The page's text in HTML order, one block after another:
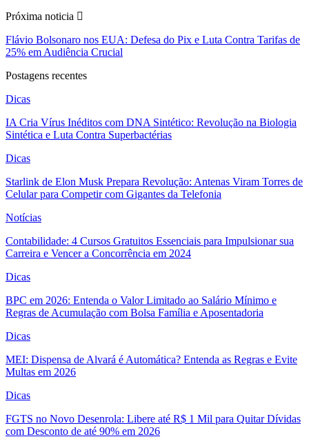
Próxima noticia
Flávio Bolsonaro nos EUA: Defesa do Pix e Luta Contra Tarifas de
25% em Audiência Crucial
Postagens recentes
Dicas
IA Cria Vírus Inéditos com DNA Sintético: Revolução na Biologia
Sintética e Luta Contra Superbactérias
Dicas
Starlink de Elon Musk Prepara Revolução: Antenas Viram Torres de
Celular para Competir com Gigantes da Telefonia
Notícias
Contabilidade: 4 Cursos Gratuitos Essenciais para Impulsionar sua
Carreira e Vencer a Concorrência em 2024
Dicas
BPC em 2026: Entenda o Valor Limitado ao Salário Mínimo e
Regras de Acumulação com Bolsa Família e Aposentadoria
Dicas
MEI: Dispensa de Alvará é Automática? Entenda as Regras e Evite
Multas em 2026
Dicas
FGTS no Novo Desenrola: Libere até R$ 1 Mil para Quitar Dívidas
com Desconto de até 90% em 2026